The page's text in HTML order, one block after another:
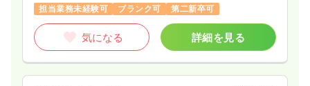
担当業務未経験可
ブランク可 第二新卒可
気になる 詳細を見る